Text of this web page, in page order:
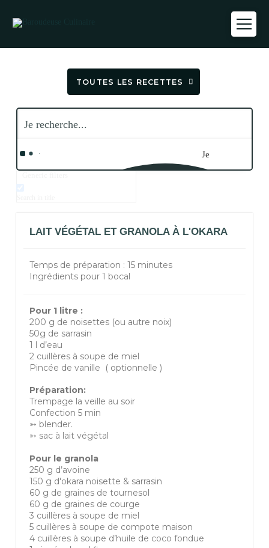
TOUTES LES RECETTES
Je
LAIT VÉGÉTAL ET GRANOLA À L'OKARA
Temps de préparation : 15 minutes
Ingrédients pour 1 bocal
Pour 1 litre :
200 g de noisettes (ou autre noix)
50g de sarrasin
1 l d’eau
2 cuillères à soupe de miel
Pincée de vanille ( optionnelle )
Préparation:
Trempage la veille au soir
Confection 5 min
➳ blender.
➳ sac à lait végétal
Pour le granola
250 g d’avoine
150 g d'okara noisette & sarrasin
60 g de graines de tournesol
60 g de graines de courge
3 cuillères à soupe de miel
5 cuillères à soupe de compote maison
4 cuillères à soupe d’huile de coco fondue